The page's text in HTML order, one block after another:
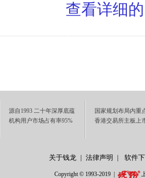
查看详细